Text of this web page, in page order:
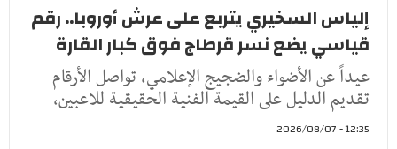
إلياس السخيري يتربع على عرش أوروبا.. رقم
قياسي يضع نسر قرطاج فوق كبار القارة
عيداً عن الأضواء والضجيج الإعلامي، تواصل الأرقام
تقديم الدليل على القيمة الفنية الحقيقية للاعبين،
12:35 - 2026/08/07